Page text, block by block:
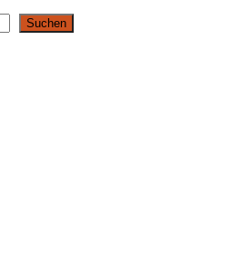
Suchen